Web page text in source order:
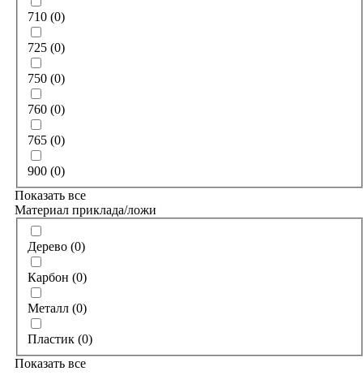
710 (0)
725 (0)
750 (0)
760 (0)
765 (0)
900 (0)
Показать все
Материал приклада/ложи
Дерево (0)
Карбон (0)
Металл (0)
Пластик (0)
Показать все